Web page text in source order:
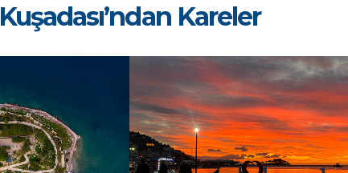
Kuşadası’ndan Kareler